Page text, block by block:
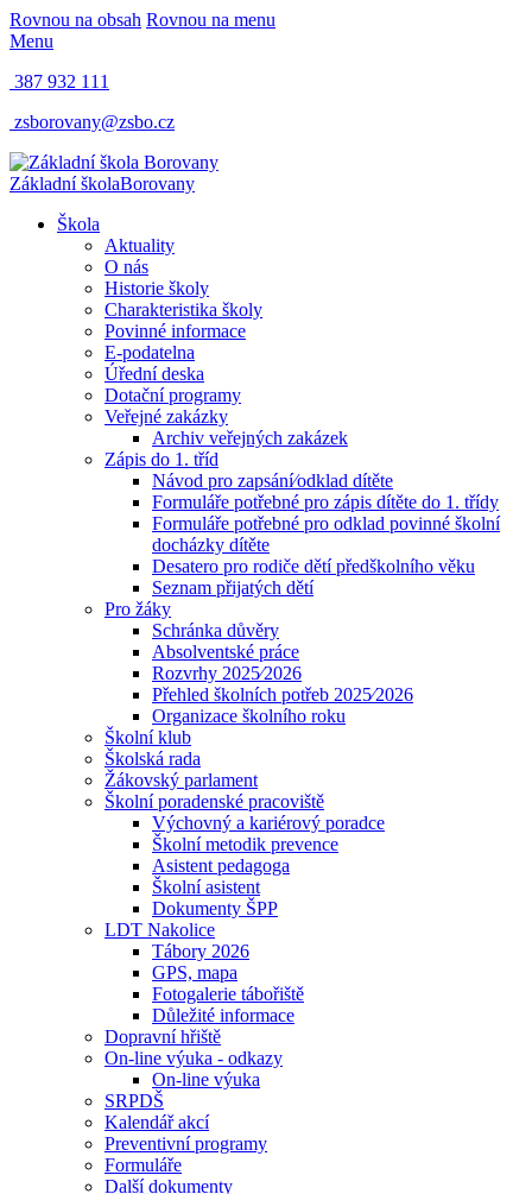
Rovnou na obsah Rovnou na menu
Menu
387 932 111
zsborovany@zsbo.cz
Základní školaBorovany
Škola
Aktuality
O nás
Historie školy
Charakteristika školy
Povinné informace
E-podatelna
Úřední deska
Dotační programy
Veřejné zakázky
Archiv veřejných zakázek
Zápis do 1. tříd
Návod pro zapsání⁄odklad dítěte
Formuláře potřebné pro zápis dítěte do 1. třídy
Formuláře potřebné pro odklad povinné školní
docházky dítěte
Desatero pro rodiče dětí předškolního věku
Seznam přijatých dětí
Pro žáky
Schránka důvěry
Absolventské práce
Rozvrhy 2025⁄2026
Přehled školních potřeb 2025⁄2026
Organizace školního roku
Školní klub
Školská rada
Žákovský parlament
Školní poradenské pracoviště
Výchovný a kariérový poradce
Školní metodik prevence
Asistent pedagoga
Školní asistent
Dokumenty ŠPP
LDT Nakolice
Tábory 2026
GPS, mapa
Fotogalerie tábořiště
Důležité informace
Dopravní hřiště
On-line výuka - odkazy
On-line výuka
SRPDŠ
Kalendář akcí
Preventivní programy
Formuláře
Další dokumenty